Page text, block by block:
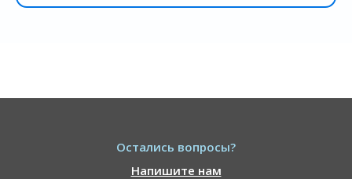
Остались вопросы?
Напишите нам